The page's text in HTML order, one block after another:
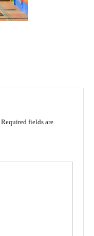
Required fields are